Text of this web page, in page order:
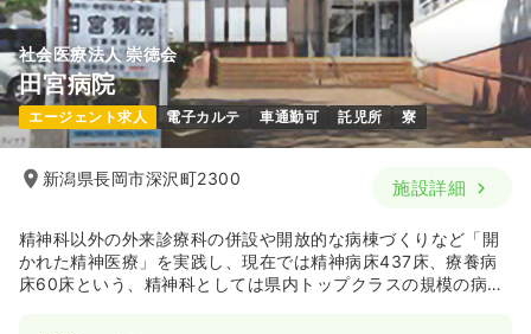
社会医療法人 崇徳会
田宮病院
エージェント求人 電子カルテ 車通勤可 託児所 寮
新潟県長岡市深沢町2300 施設詳細
精神科以外の外来診療科の併設や開放的な病棟づくりなど「開
かれた精神医療」を実践し、現在では精神病床437床、療養病
床60床という、精神科としては県内トップクラスの規模の病院